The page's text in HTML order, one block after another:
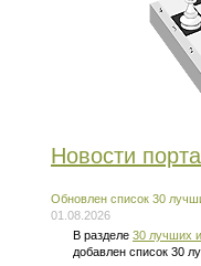
Новости
Обновлен список 30
01.08.2026
В разделе 30 лучших
добавлен список 30